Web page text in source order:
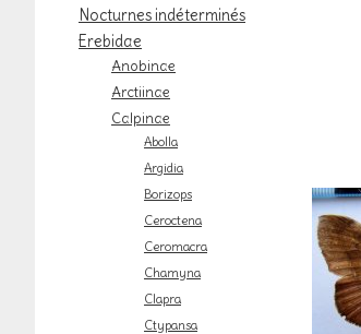
Nocturnes indéterminés
Erebidae
Anobinae
Arctiinae
Calpinae
Abolla
Argidia
Borizops
Ceroctena
Ceromacra
Chamyna
Clapra
Ctypansa